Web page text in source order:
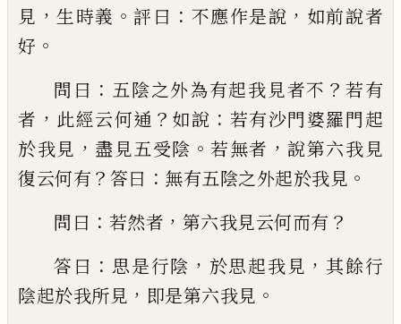
見 ，生時義 。評曰 ： 不應作是說 ， 如前說者
好 。
問曰 ： 五陰之外為有起我見者不 ？ 若有
者 ， 此經云何通 ？ 如說 ： 若有沙門婆羅門起
於我見 ， 盡見五受陰 。若無者 ，說第六我見
復云何有？ 答曰 ： 無有五陰之外起於我見 。
問曰 ： 若然者 ， 第六我見云何而有 ？
答曰 ： 思是行陰 ， 於思起我見 ，其餘行
陰起於我所見 ， 即是第六我見 。